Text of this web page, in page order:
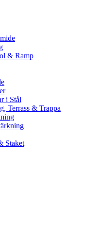
& Ramp
i Stål
Terrass & Trappa
Staket